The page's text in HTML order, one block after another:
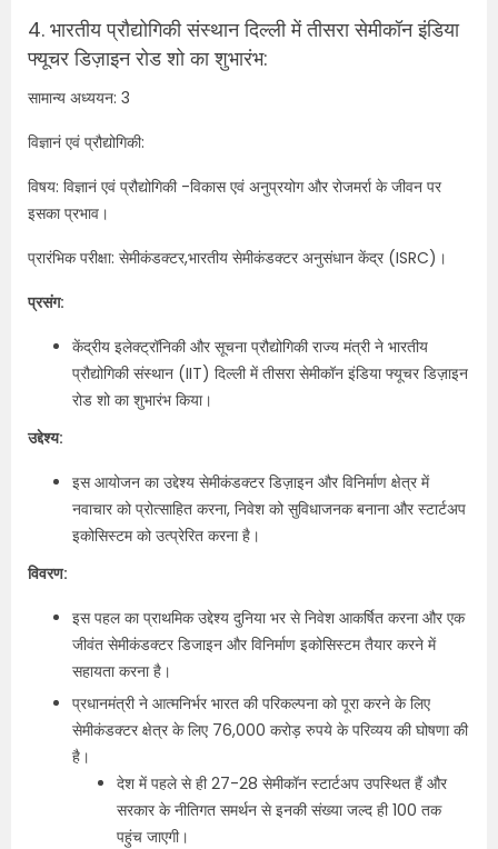
4. भारतीय प्रौद्योगिकी संस्थान दिल्ली में तीसरा सेमीकॉन इंडिया
फ्यूचर डिज़ाइन रोड शो का शुभारंभ:
सामान्य अध्ययन: 3
विज्ञानं एवं प्रौद्योगिकी:
विषय: विज्ञानं एवं प्रौद्योगिकी -विकास एवं अनुप्रयोग और रोजमर्रा के जीवन पर
इसका प्रभाव।
प्रारंभिक परीक्षा: सेमीकंडक्टर,भारतीय सेमीकंडक्टर अनुसंधान केंद्र (ISRC)।
प्रसंग:
केंद्रीय इलेक्ट्रॉनिकी और सूचना प्रौद्योगिकी राज्य मंत्री ने भारतीय
प्रौद्योगिकी संस्थान (IIT) दिल्ली में तीसरा सेमीकॉन इंडिया फ्यूचर डिज़ाइन
रोड शो का शुभारंभ किया।
उद्देश्य:
इस आयोजन का उद्देश्य सेमीकंडक्टर डिज़ाइन और विनिर्माण क्षेत्र में
नवाचार को प्रोत्साहित करना, निवेश को सुविधाजनक बनाना और स्टार्टअप
इकोसिस्टम को उत्प्रेरित करना है।
विवरण:
इस पहल का प्राथमिक उद्देश्य दुनिया भर से निवेश आकर्षित करना और एक
जीवंत सेमीकंडक्टर डिजाइन और विनिर्माण इकोसिस्‍टम तैयार करने में
सहायता करना है।
प्रधानमंत्री ने आत्मनिर्भर भारत की परिकल्पना को पूरा करने के लिए
सेमीकंडक्टर क्षेत्र के लिए 76,000 करोड़ रुपये के परिव्यय की घोषणा की
है।
देश में पहले से ही 27-28 सेमीकॉन स्टार्टअप उपस्थित हैं और
सरकार के नीतिगत समर्थन से इनकी संख्या जल्द ही 100 तक
पहुंच जाएगी।